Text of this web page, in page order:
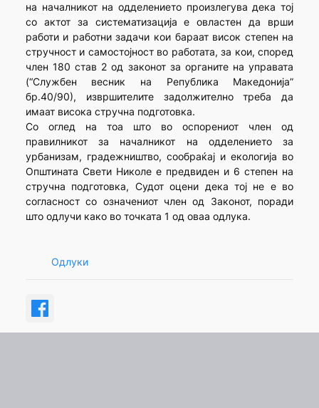
на началникот на одделението произлегува дека тој
со актот за систематизација е овластен да врши
работи и работни задачи кои бараат висок степен на
стручност и самостојност во работата, за кои, според
член 180 став 2 од законот за органите на управата
(“Службен весник на Република Македонија”
бр.40/90), извршителите задолжително треба да
имаат висока стручна подготовка.
Со оглед на тоа што во оспорениот член од
правилникот за началникот на одделението за
урбанизам, градежништво, сообраќај и екологија во
Општината Свети Николе е предвиден и 6 степен на
стручна подготовка, Судот оцени дека тој не е во
согласност со означениот член од Законот, поради
што одлучи како во точката 1 од оваа одлука.
Одлуки